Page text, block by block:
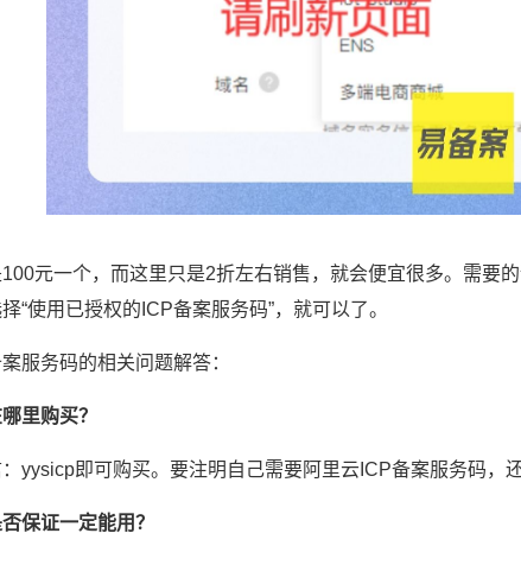
元一个，而这里只是2折左右销售，就会便宜很多。需要
“使用已授权的ICP备案服务码”，就可以了。
服务码的相关问题解答：
里购买？
yysicp即可购买。要注明自己需要阿里云ICP备案服务码，
保证一定能用？